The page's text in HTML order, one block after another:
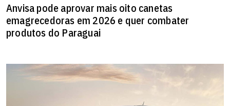
Anvisa pode aprovar mais oito canetas
emagrecedoras em 2026 e quer combater
produtos do Paraguai